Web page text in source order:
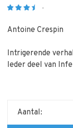
•
Antoine Crespin
Intrigerende
Ieder deel van
Aantal: